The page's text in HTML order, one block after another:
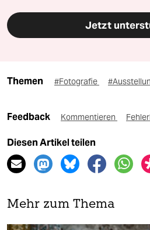
Jetzt
Themen #Fotografie
Feedback Kommentieren
Diesen Artikel teilen
Mehr zum Thema